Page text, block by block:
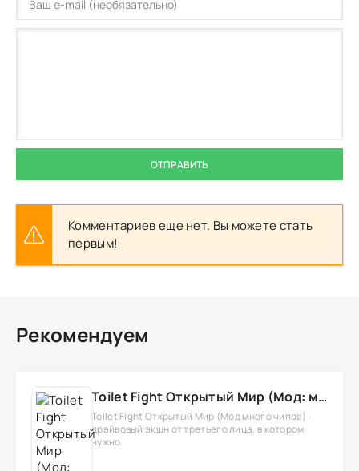
ОТПРАВИТЬ
Комментариев еще нет. Вы можете стать
первым!
Рекомендуем
Toilet Fight Открытый Мир (Мод: много чипов, денег, все открыто, бессмертие, урон, 50+ читов)
Toilet Fight Открытый Мир (Мод много чипов) -
драйвовый экшн от третьего лица, в котором
нужно